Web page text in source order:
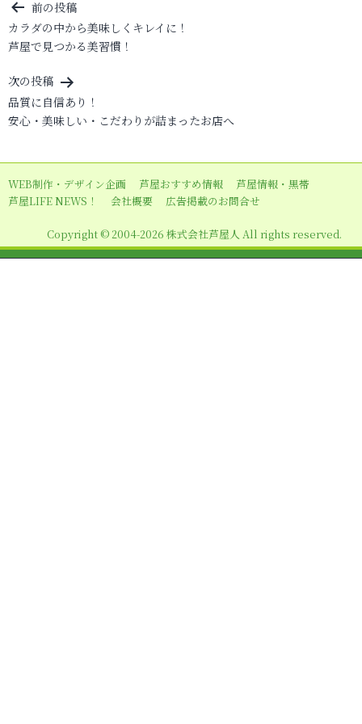
投
稿
ナ
ビ
ゲ
ー
シ
ョ
ン
前の投稿
カラダの中から美味しくキレイに！
芦屋で見つかる美習慣！
次の投稿
品質に自信あり！
安心・美味しい・こだわりが詰まったお店へ
WEB制作・デザイン企画 芦屋おすすめ情報
芦屋情報・黒帯
芦屋LIFE NEWS！
会社概要 広告掲載のお問合せ
Copyright © 2004-2026 株式会社芦屋人 All rights reserved.